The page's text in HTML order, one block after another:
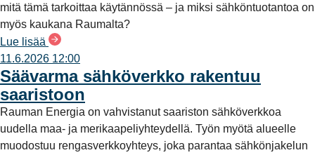
mitä tämä tarkoittaa käytännössä – ja miksi sähköntuotantoa on
myös kaukana Raumalta?
Lue lisää
11.6.2026 12:00
Säävarma sähköverkko rakentuu
saaristoon
Rauman Energia on vahvistanut saariston sähköverkkoa
uudella maa- ja merikaapeliyhteydellä. Työn myötä alueelle
muodostuu rengasverkkoyhteys, joka parantaa sähkönjakelun